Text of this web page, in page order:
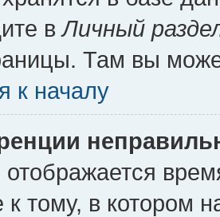
вЛичный
Там вы
к началу
к тому, в котором